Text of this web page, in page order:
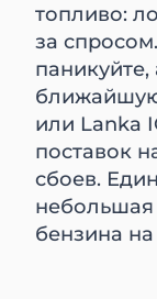
топливо:
за
ближайшую
или Lanka
поставок
сбоев.
небольшая
бензина